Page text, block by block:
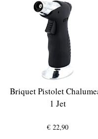
Briquet Pistolet
1 Jet
€ 22,90